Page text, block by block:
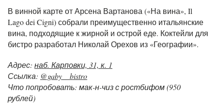
В винной карте от Арсена Вартанова («На вина», Il
Lago dei Cigni) собрали преимущественно итальянские
вина, подходящие к жирной и острой еде. Коктейли для
бистро разработал Николай Орехов из «Географии».
Адрес: наб. Карповки, 31, к. 1
Ссылка: @gaby__bistro
Что попробовать: мак-н-чиз с ростбифом (950
рублей)